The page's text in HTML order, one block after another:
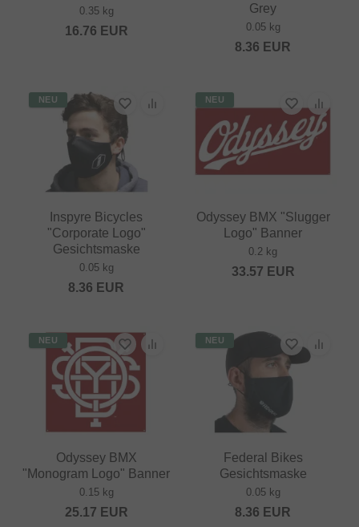
0.35 kg
16.76 EUR
Grey
0.05 kg
8.36 EUR
NEU
Inspyre Bicycles
"Corporate Logo"
Gesichtsmaske
0.05 kg
8.36 EUR
NEU
Odyssey BMX "Slugger
Logo" Banner
0.2 kg
33.57 EUR
NEU
Odyssey BMX
"Monogram Logo" Banner
0.15 kg
25.17 EUR
NEU
Federal Bikes
Gesichtsmaske
0.05 kg
8.36 EUR